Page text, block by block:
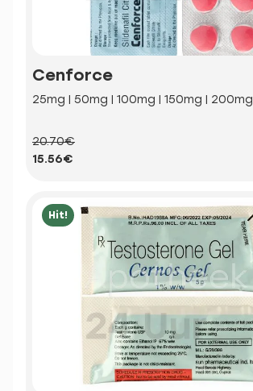
Cenforce
25mg | 50mg | 100mg | 150mg | 200mg
20.70€
15.56€
Hit!